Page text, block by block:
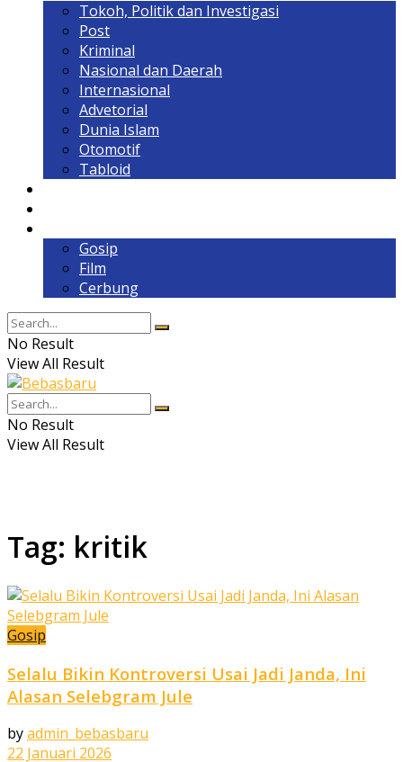
Tokoh, Politik dan Investigasi
Post
Kriminal
Nasional dan Daerah
Internasional
Advetorial
Dunia Islam
Otomotif
Tabloid
Gosip
Film
Cerbung
No Result
View All Result
No Result
View All Result
Tag: kritik
Gosip
Selalu Bikin Kontroversi Usai Jadi Janda, Ini
Alasan Selebgram Jule
byadmin_bebasbaru
22 Januari 2026